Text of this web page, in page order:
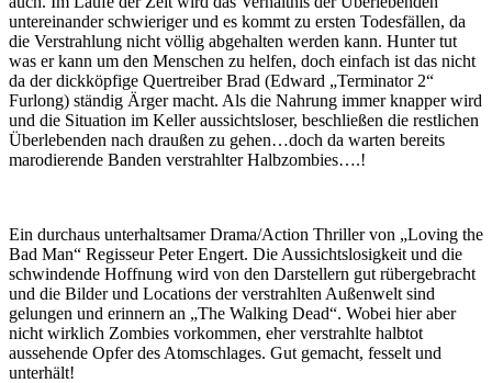
untereinander schwieriger und es kommt zu ersten Todesfällen, da
die Verstrahlung nicht völlig abgehalten werden kann. Hunter tut
was er kann um den Menschen zu helfen, doch einfach ist das nicht
da der dickköpfige Quertreiber Brad (Edward „Terminator 2“
Furlong) ständig Ärger macht. Als die Nahrung immer knapper wird
und die Situation im Keller aussichtsloser, beschließen die restlichen
Überlebenden nach draußen zu gehen…doch da warten bereits
marodierende Banden verstrahlter Halbzombies….!
Ein durchaus unterhaltsamer Drama/Action Thriller von „Loving the
Bad Man“ Regisseur Peter Engert. Die Aussichtslosigkeit und die
schwindende Hoffnung wird von den Darstellern gut rübergebracht
und die Bilder und Locations der verstrahlten Außenwelt sind
gelungen und erinnern an „The Walking Dead“. Wobei hier aber
nicht wirklich Zombies vorkommen, eher verstrahlte halbtot
aussehende Opfer des Atomschlages. Gut gemacht, fesselt und
unterhält!